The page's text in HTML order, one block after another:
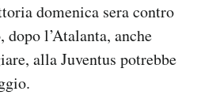
domenica sera contro
dopo l’Atalanta, anche
alla Juventus potrebbe